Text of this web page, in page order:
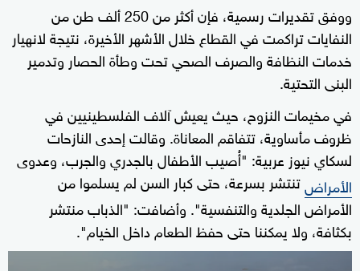
ووفق تقديرات رسمية، فإن أكثر من 250 ألف طن من
النفايات تراكمت في القطاع خلال الأشهر الأخيرة، نتيجة لانهيار
خدمات النظافة والصرف الصحي تحت وطأة الحصار وتدمير
البنى التحتية.
في مخيمات النزوح، حيث يعيش آلاف الفلسطينيين في
ظروف مأساوية، تتفاقم المعاناة. وقالت إحدى النازحات
لسكاي نيوز عربية: "أُصيب الأطفال بالجدري والجرب، وعدوى
الأمراضتنتشر بسرعة، حتى كبار السن لم يسلموا من
الأمراض الجلدية والتنفسية". وأضافت: "الذباب منتشر
بكثافة، ولا يمكننا حتى حفظ الطعام داخل الخيام".